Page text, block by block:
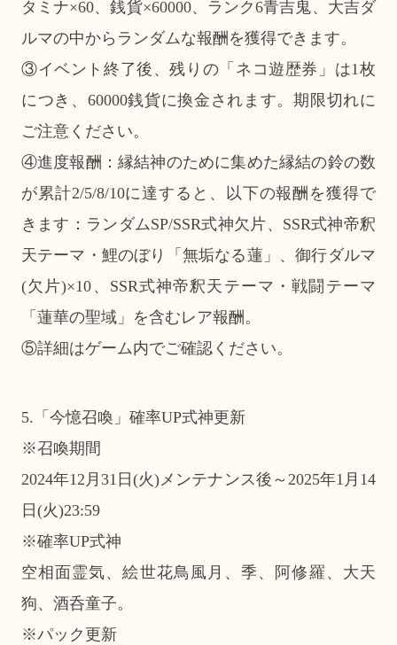
タミナ×60、銭貨×60000、ランク6青吉鬼、大吉ダ
ルマの中からランダムな報酬を獲得できます。
③イベント終了後、残りの「ネコ遊歴券」は1枚
につき、60000銭貨に換金されます。期限切れに
ご注意ください。
④進度報酬：縁結神のために集めた縁結の鈴の数
が累計2/5/8/10に達すると、以下の報酬を獲得で
きます：ランダムSP/SSR式神欠片、SSR式神帝釈
天テーマ・鯉のぼり「無垢なる蓮」、御行ダルマ
(欠片)×10、SSR式神帝釈天テーマ・戦闘テーマ
「蓮華の聖域」を含むレア報酬。
⑤詳細はゲーム内でご確認ください。
5.「今憶召喚」確率UP式神更新
※召喚期間
2024年12月31日(火)メンテナンス後～2025年1月14
日(火)23:59
※確率UP式神
空相面霊気、絵世花鳥風月、季、阿修羅、大天
狗、酒呑童子。
※パック更新